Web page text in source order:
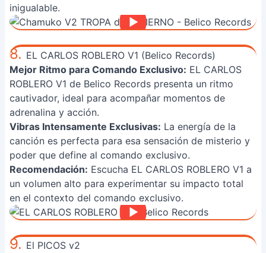
inigualable.
8. EL CARLOS ROBLERO V1 (Belico Records)
Mejor Ritmo para Comando Exclusivo: EL CARLOS
ROBLERO V1 de Belico Records presenta un ritmo
cautivador, ideal para acompañar momentos de
adrenalina y acción.
Vibras Intensamente Exclusivas: La energía de la
canción es perfecta para esa sensación de misterio y
poder que define al comando exclusivo.
Recomendación: Escucha EL CARLOS ROBLERO V1 a
un volumen alto para experimentar su impacto total
en el contexto del comando exclusivo.
9. El PICOS v2